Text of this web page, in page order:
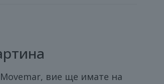
вие ще имате на